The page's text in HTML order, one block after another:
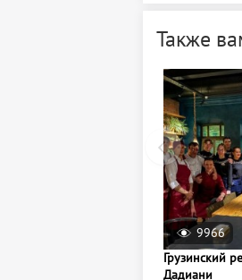
Также
9966
Грузинский
Дадиани